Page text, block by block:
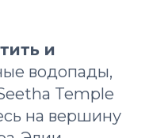
и
водопады,
Temple
на вершину